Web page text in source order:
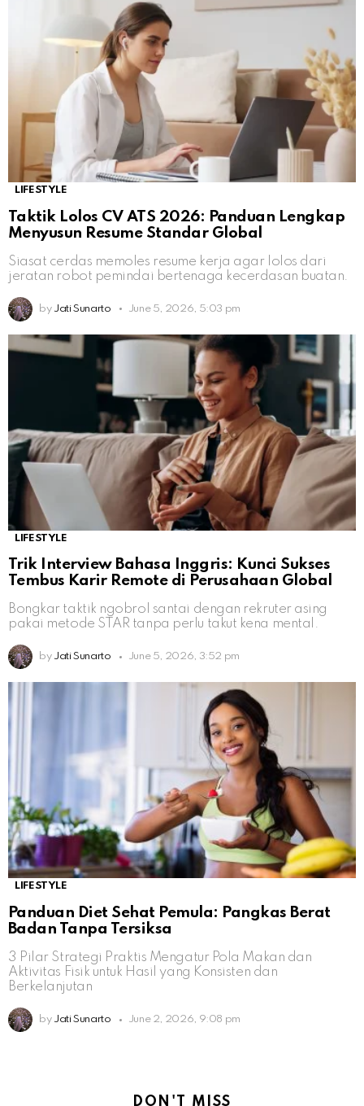
LIFESTYLE
Taktik Lolos CV ATS 2026: Panduan Lengkap
Menyusun Resume Standar Global
Siasat cerdas memoles resume kerja agar lolos dari
jeratan robot pemindai bertenaga kecerdasan buatan.
by Jati Sunarto June 5, 2026, 5:03 pm
LIFESTYLE
Trik Interview Bahasa Inggris: Kunci Sukses
Tembus Karir Remote di Perusahaan Global
Bongkar taktik ngobrol santai dengan rekruter asing
pakai metode STAR tanpa perlu takut kena mental.
by Jati Sunarto June 5, 2026, 3:52 pm
LIFESTYLE
Panduan Diet Sehat Pemula: Pangkas Berat
Badan Tanpa Tersiksa
3 Pilar Strategi Praktis Mengatur Pola Makan dan
Aktivitas Fisik untuk Hasil yang Konsisten dan
Berkelanjutan
by Jati Sunarto June 2, 2026, 9:08 pm
DON'T MISS